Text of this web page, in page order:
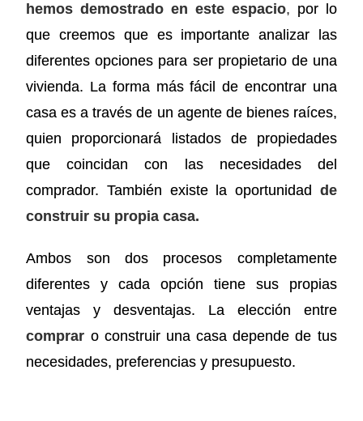
hemos demostrado en este espacio, por lo
que creemos que es importante analizar las
diferentes opciones para ser propietario de una
vivienda. La forma más fácil de encontrar una
casa es a través de un agente de bienes raíces,
quien proporcionará listados de propiedades
que coincidan con las necesidades del
comprador. También existe la oportunidad de
construir su propia casa.
Ambos son dos procesos completamente
diferentes y cada opción tiene sus propias
ventajas y desventajas. La elección entre
comprar o construir una casa depende de tus
necesidades, preferencias y presupuesto.